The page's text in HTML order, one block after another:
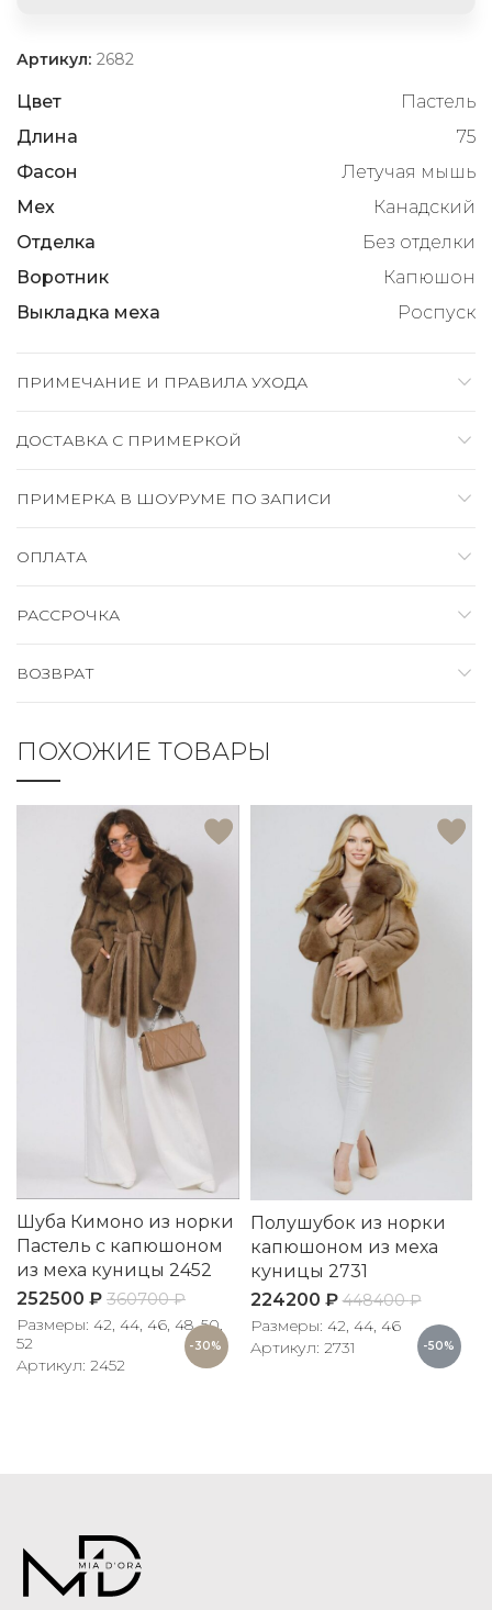
Артикул: 2682
Цвет
Пастель
Длина
75
Фасон
Летучая мышь
Мех
Канадский
Отделка
Без отделки
Воротник
Капюшон
Выкладка меха
Роспуск
ПРИМЕЧАНИЕ И ПРАВИЛА УХОДА
ДОСТАВКА C ПРИМЕРКОЙ
ПРИМЕРКА В ШОУРУМЕ ПО ЗАПИСИ
ОПЛАТА
РАССРОЧКА
ВОЗВРАТ
ПОХОЖИЕ ТОВАРЫ
-30%
Шуба Кимоно из норки
Пастель с капюшоном
из меха куницы 2452
252500 ₽ 360700₽
Размеры: 42, 44, 46, 48, 50,
52
Артикул: 2452
-50%
Полушубок из норки
капюшоном из меха
куницы 2731
224200 ₽ 448400₽
Размеры: 42, 44, 46
Артикул: 2731